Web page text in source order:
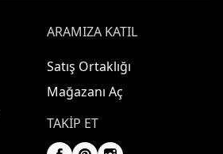
ARAMIZA KATIL
Satış Ortaklığı
Mağazanı Aç
TAKIP ET